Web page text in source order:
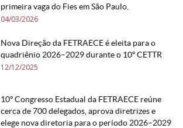
primeira vaga do Fies em São Paulo.
04/03/2026
Nova Direção da FETRAECE é eleita para o
quadriênio 2026–2029 durante o 10º CETTR
12/12/2025
10º Congresso Estadual da FETRAECE reúne
cerca de 700 delegados, aprova diretrizes e
elege nova diretoria para o período 2026–2029